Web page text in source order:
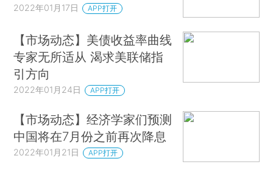
2022年01月17日 APP打开
【市场动态】美债收益率曲线
专家无所适从 渴求美联储指
引方向
2022年01月24日 APP打开
【市场动态】经济学家们预测
中国将在7月份之前再次降息
2022年01月21日 APP打开